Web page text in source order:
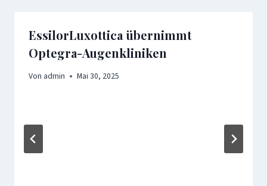
EssilorLuxottica übernimmt
Optegra-Augenkliniken
Von admin Mai 30, 2025